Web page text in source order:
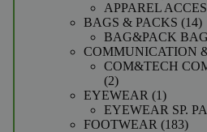
APPAREL
BAGS & PACKS 1414
BAG&PACK
COMMUNICATION
COM&TECH
22
producten
EYEWEAR 11
product
EYEWEAR SP.
FOOTWEAR 183183